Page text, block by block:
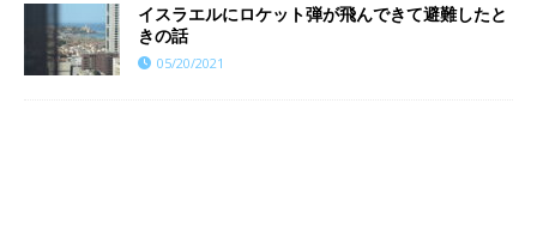
イスラエルにロケット弾が飛んできて避難したと
きの話
05/20/2021